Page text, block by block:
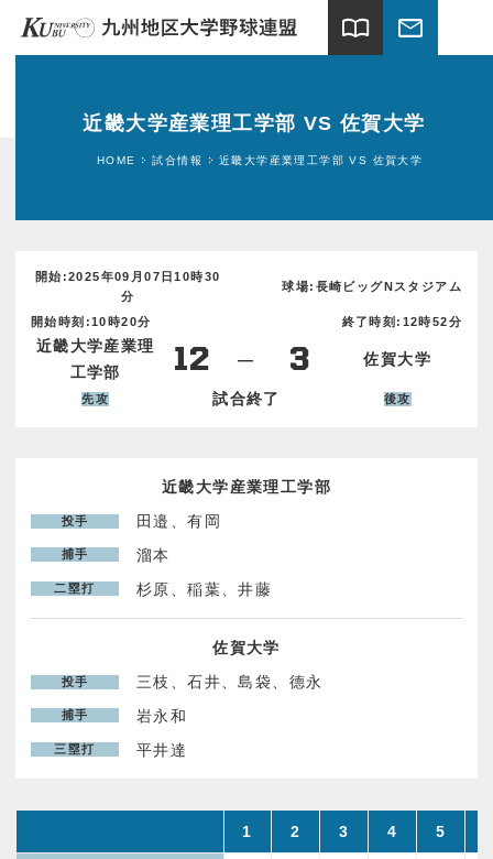
import_contacts mail
球場案内
関連団体
お問い合わせ
近畿大学産業理工学部 VS 佐賀大学
HOME 試合情報 近畿大学産業理工学部 VS 佐賀大学
開始:2025年09月07日10時30
分
球場:長崎ビッグNスタジアム
開始時刻:10時20分 終了時刻:12時52分
近畿大学産業理
工学部
12 ― 3 佐賀大学
先攻 試合終了 後攻
近畿大学産業理工学部
投手 田邉、有岡
捕手 溜本
二塁打 杉原、稲葉、井藤
佐賀大学
投手 三枝、石井、島袋、德永
捕手 岩永和
三塁打 平井達
1 2 3 4 5